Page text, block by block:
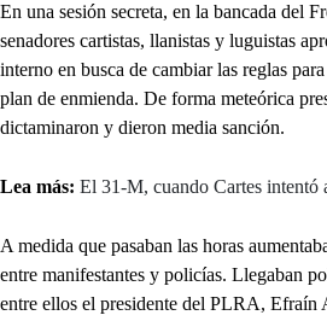
En una sesión secreta, en la bancada del
senadores cartistas, llanistas y luguistas
interno en busca de cambiar las reglas
plan de enmienda. De forma meteórica
dictaminaron y dieron media sanción.
Lea más: El 31-M, cuando Cartes intentó
A medida que pasaban las horas
entre manifestantes y policías. Llegaban
entre ellos el presidente del PLRA, Efraín